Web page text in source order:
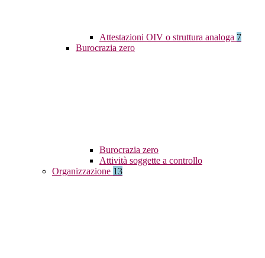
Attestazioni OIV o struttura analoga 7
Burocrazia zero
Burocrazia zero
Attività soggette a controllo
Organizzazione 13